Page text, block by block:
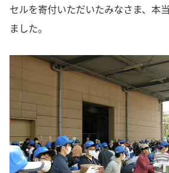
セルを寄付いただいたみなさま、本
ました。